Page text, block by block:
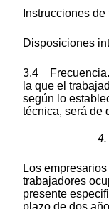
Instrucciones
Disposiciones
3.4
la que el
según lo
técnica, será de
Los
trabajadores
presente